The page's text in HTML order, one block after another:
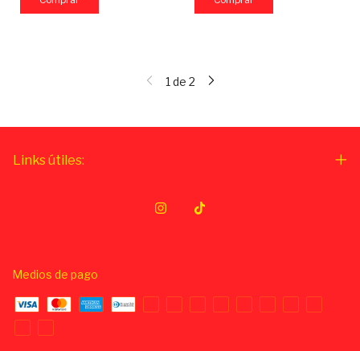
1 de 2
Links útiles:
Medios de pago